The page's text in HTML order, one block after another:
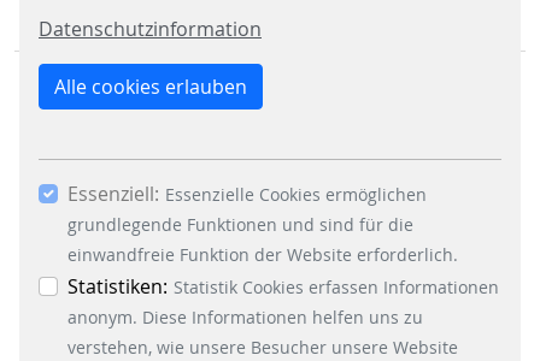
sammeln, um die Webseite ständig zu
verbessern. Mit dem Klick auf den Button „Nur
essenzielle Cookies erlauben“ lehnen Sie die
Verwendung anderer als der essenziell
Häkchen bei „Statistiken“ und „Marketing“ sowie
dem Button „Auswahl erlauben“, willigen Sie in
die Verwendung weiterer Cookies ein. Über den
Button „Accept all Cookies“ werden alle
Essenzielle-, Marketing- und Statistik-Cookies
akzeptiert. In der Datenschutzinformation
können Sie zu den einzelnen Cookies
Datenschutzinformation
Alle cookies erlauben
Essenziell: Essenzielle Cookies ermöglichen
grundlegende Funktionen und sind für die
einwandfreie Funktion der Website erforderlich.
Statistiken: Statistik Cookies erfassen Informationen
anonym. Diese Informationen helfen uns zu
verstehen, wie unsere Besucher unsere Website
GESCHÄFTSBEREICHE
Signalling Systems
Energy Retail Solutions
Parking Solutions
Fare Collection Systems